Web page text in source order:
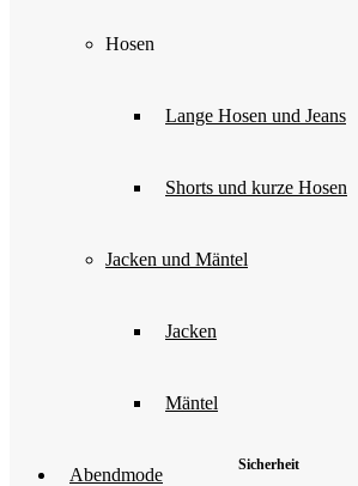
Hosen
Lange Hosen und Jeans
Shorts und kurze Hosen
Jacken und Mäntel
Jacken
Mäntel
Abendmode
Sicherheit